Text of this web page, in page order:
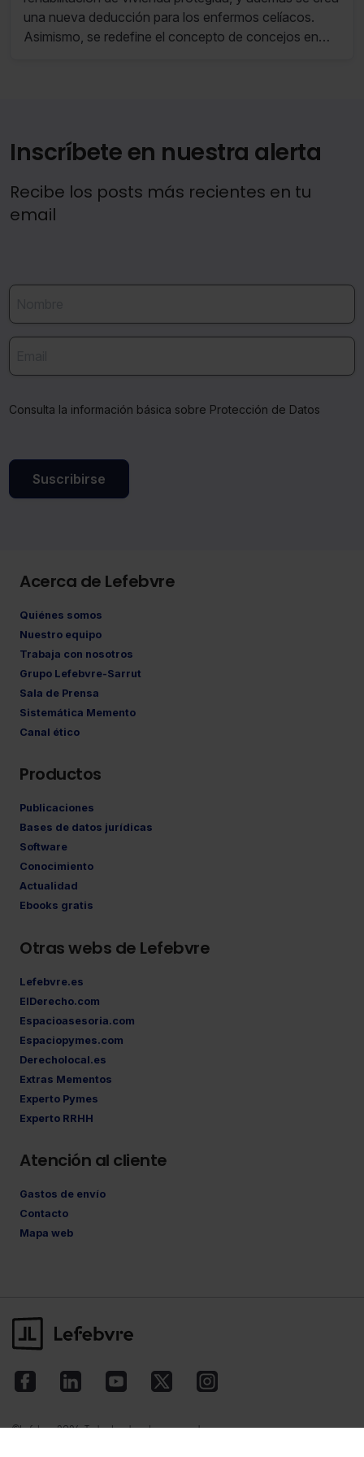
una nueva deducción para los enfermos celíacos.
Asimismo, se redefine el concepto de concejos en
Inscríbete en nuestra alerta
Recibe los posts más recientes en tu
email
Consulta la información básica sobre Protección de Datos
Suscribirse
Acerca de Lefebvre
Quiénes somos
Nuestro equipo
Trabaja con nosotros
Grupo Lefebvre-Sarrut
Sala de Prensa
Sistemática Memento
Canal ético
Productos
Publicaciones
Bases de datos jurídicas
Software
Conocimiento
Actualidad
Ebooks gratis
Otras webs de Lefebvre
Lefebvre.es
ElDerecho.com
Espacioasesoria.com
Espaciopymes.com
Derecholocal.es
Extras Mementos
Experto Pymes
Experto RRHH
Atención al cliente
Gastos de envío
Contacto
Mapa web
©Lefebvre2026. Todos los derechos reservados.